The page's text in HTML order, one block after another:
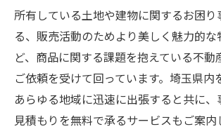
所有している土地や建物に関するお困り
る、販売活動のためより美しく魅力的
ど、商品に関する課題を抱えている不動
ご依頼を受けて回っています。埼玉県内
あらゆる地域に迅速に出張すると共に、
見積もりを無料で承るサービスもご案内